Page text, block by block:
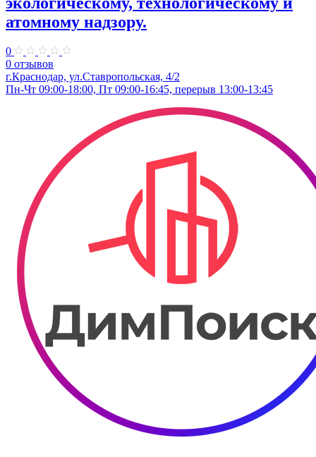
атомному надзору.
0
0 отзывов
г.Краснодар, ул.​Ставропольская, 4/2
Пн-Чт 09:00-18:00, Пт 09:00-16:45, перерыв 13:00-13:45